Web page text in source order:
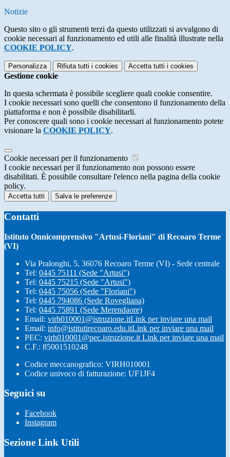
Notizie
Questo sito o gli strumenti terzi da questo utilizzati si avvalgono di
cookie necessari al funzionamento ed utili alle finalità illustrate nella
COOKIE POLICY.
Personalizza Rifiuta tutti i cookies Accetta tutti i cookies
Gestione cookie
In questa schermata è possibile scegliere quali cookie consentire.
I cookie necessari sono quelli che consentono il funzionamento della
piattaforma e non è possibile disabilitarli.
Per conoscere quali sono i cookie necessari al funzionamento potete
visionare la COOKIE POLICY.
Cookie necessari per il funzionamento
I cookie necessari per il funzionamento non possono essere
disabilitati. È possibile consultare l'elenco nella pagina della cookie
policy.
Accetta tutti Salva le preferenze
Contatti
Istituto Onnicomprensivo "Artusi-Floriani" di Recoaro Terme
(VI)
Via Pralonghi, 5, 36076 Recoaro Terme (VI) - Sede centrale
Tel: 0445 75111 (Sede "Artusi")
Tel: 0445 75215 (Sede "Artusi")
Tel: 0445 75056 (Sede "Floriani")
Tel: 0445 794086 (Sede Rovegliana)
Tel: 0445 75891 (Sede Merendaore)
Email: virh010001@istruzione.itLink per inviare una mail
Email: info@istitutirecoaro.edu.itLink per inviare una mail
PEC: virh010001@pec.istruzione.it Link per inviare una mail
C.F.: 85001510248
Codice meccanografico: VIRH010001
Codice univoco di fatturazione: UF1JF4
Seguici su
Facebook
Instagram
Sezione Link Utili